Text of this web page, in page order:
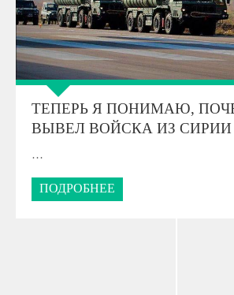
ТЕПЕРЬ Я ПОНИМАЮ,
ВЫВЕЛ ВОЙСКА ИЗ СИРИИ
…
ПОДРОБНЕЕ